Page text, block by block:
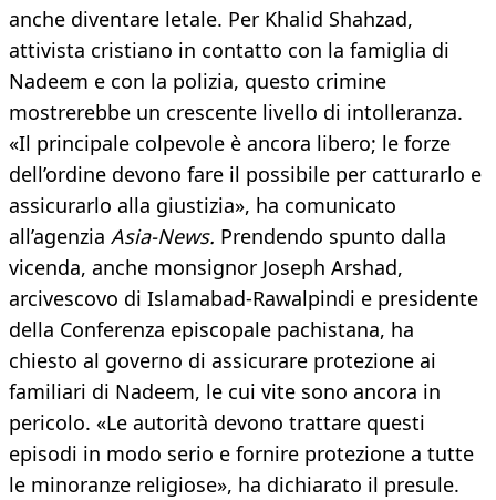
anche diventare letale. Per Khalid Shahzad,
attivista cristiano in contatto con la famiglia di
Nadeem e con la polizia, questo crimine
mostrerebbe un crescente livello di intolleranza.
«Il principale colpevole è ancora libero; le forze
dell’ordine devono fare il possibile per catturarlo e
assicurarlo alla giustizia», ha comunicato
all’agenzia Asia-News. Prendendo spunto dalla
vicenda, anche monsignor Joseph Arshad,
arcivescovo di Islamabad-Rawalpindi e presidente
della Conferenza episcopale pachistana, ha
chiesto al governo di assicurare protezione ai
familiari di Nadeem, le cui vite sono ancora in
pericolo. «Le autorità devono trattare questi
episodi in modo serio e fornire protezione a tutte
le minoranze religiose», ha dichiarato il presule.